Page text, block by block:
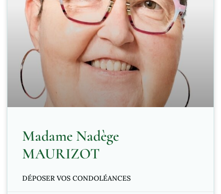
Madame Nadège
MAURIZOT
DÉPOSER VOS CONDOLÉANCES